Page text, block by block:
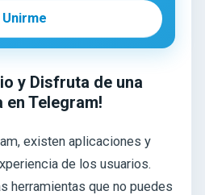
Unirme
y Disfruta de una
en Telegram!
existen aplicaciones y
de los usuarios.
herramientas que no puedes